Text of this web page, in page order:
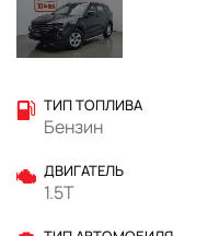
ТИП ТОПЛИВА
Бензин
ДВИГАТЕЛЬ
1.5T